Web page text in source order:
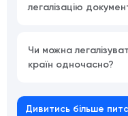
легалізацію
Чи можна
країн одночасно?
Дивитись більше